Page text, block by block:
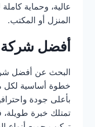
عالية، وحماية
المنزل أو المكتب.
أفضل شركة
البحث عن أفضل
خطوة أساسية لكل
بأعلى جودة
تمتلك خبرة